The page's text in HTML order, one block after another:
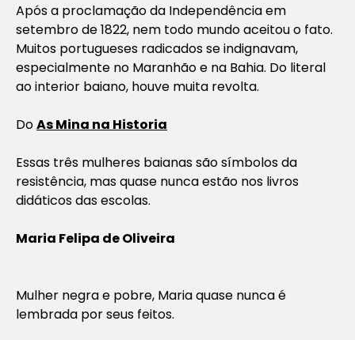
Após a proclamação da Independência em
setembro de 1822, nem todo mundo aceitou o fato.
Muitos portugueses radicados se indignavam,
especialmente no Maranhão e na Bahia. Do literal
ao interior baiano, houve muita revolta.
DoAs Mina na Historia
Essas três mulheres baianas são símbolos da
resistência, mas quase nunca estão nos livros
didáticos das escolas.
Maria Felipa de Oliveira
Mulher negra e pobre, Maria quase nunca é
lembrada por seus feitos.